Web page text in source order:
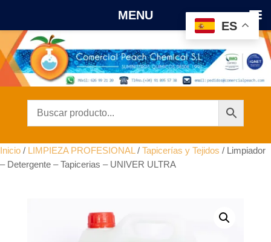
Inicio / LIMPIEZA PROFESIONAL / Tapicerías y Tejidos / Limpiador
– Detergente – Tapicerias – UNIVER ULTRA
ES
MENU